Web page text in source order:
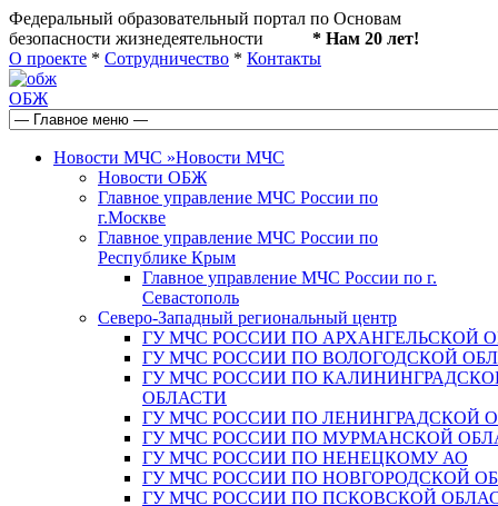
Федеральный образовательный портал по Основам
безопасности жизнедеятельности * Нам 20 лет!
О проекте * Сотрудничество * Контакты
ОБЖ
Новости МЧС »Новости МЧС
Новости ОБЖ
Главное управление МЧС России по
г.Москве
Главное управление МЧС России по
Республике Крым
Главное управление МЧС России по г.
Севастополь
Северо-Западный региональный центр
ГУ МЧС РОССИИ ПО АРХАНГЕЛЬСКОЙ
ГУ МЧС РОССИИ ПО ВОЛОГОДСКОЙ
ГУ МЧС РОССИИ ПО
ОБЛАСТИ
ГУ МЧС РОССИИ ПО ЛЕНИНГРАДСКОЙ
ГУ МЧС РОССИИ ПО МУРМАНСКОЙ
ГУ МЧС РОССИИ ПО НЕНЕЦКОМУ АО
ГУ МЧС РОССИИ ПО НОВГОРОДСКОЙ
ГУ МЧС РОССИИ ПО ПСКОВСКОЙ